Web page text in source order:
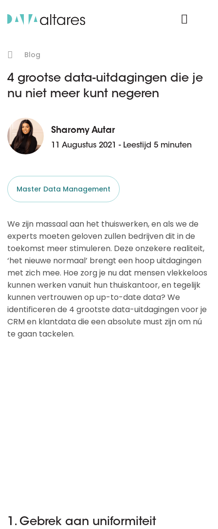
Blog
4 grootse data-uitdagingen die je
nu niet meer kunt negeren
Sharomy Autar
11 Augustus 2021 - Leestijd 5 minuten
Master Data Management
We zijn massaal aan het thuiswerken, en als we de
experts moeten geloven zullen bedrijven dit in de
toekomst meer stimuleren. Deze onzekere realiteit,
‘het nieuwe normaal’ brengt een hoop uitdagingen
met zich mee. Hoe zorg je nu dat mensen vlekkeloos
kunnen werken vanuit hun thuiskantoor, en tegelijk
kunnen vertrouwen op up-to-date data? We
identificeren de 4 grootste data-uitdagingen voor je
CRM en klantdata die een absolute must zijn om nú
te gaan tackelen.
1. Gebrek aan uniformiteit